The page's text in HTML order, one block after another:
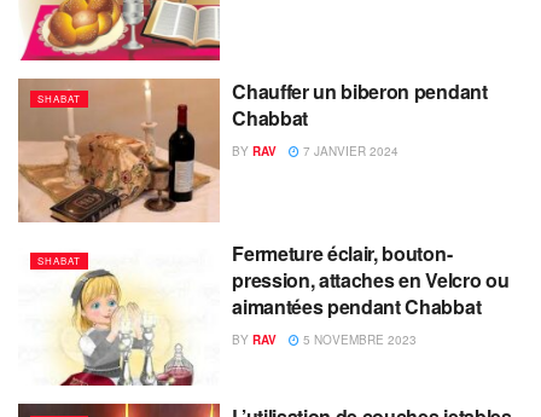
SHABAT
Chauffer un biberon pendant
Chabbat
BY RAV 7 JANVIER 2024
SHABAT
Fermeture éclair, bouton-
pression, attaches en Velcro ou
aimantées pendant Chabbat
BY RAV 5 NOVEMBRE 2023